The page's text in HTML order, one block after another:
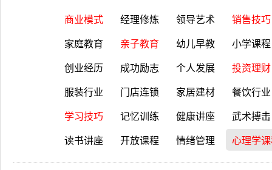
商业模式 经理修炼 领导艺术 销售技巧
家庭教育 亲子教育 幼儿早教 小学课程
创业经历 成功励志 个人发展 投资理财
服装行业 门店连锁 家居建材 餐饮行业
学习技巧 记忆训练 健康讲座 武术搏击
读书讲座 开放课程 情绪管理 心理学